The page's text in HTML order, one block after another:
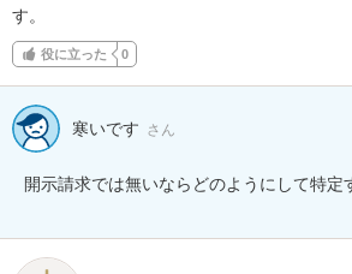
す。
役に立った 0
寒いです さん
開示請求では無いならどのようにして特定